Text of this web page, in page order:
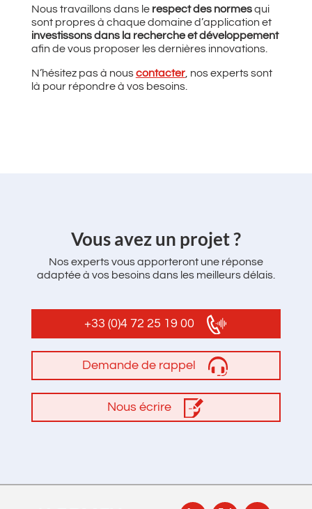
Nous travaillons dans le respect des normesqui
sont propres à chaque domaine d’application et
investissons dans la recherche et développement
afin de vous proposer les dernières innovations.
N’hésitez pas à nouscontacter, nos experts sont
là pour répondre à vos besoins.
‌Vous avez un projet ?
Nos experts vous apporteront une réponse
adaptée à vos besoins dans les meilleurs délais.
+33 (0)4 72 25 19 00
Demande de rappel
Nous écrire